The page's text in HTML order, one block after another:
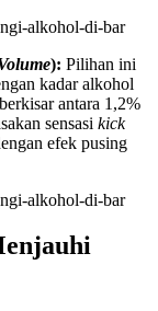
): Pilihan ini
kadar alkohol
antara 1,2%
sensasi kick
efek pusing